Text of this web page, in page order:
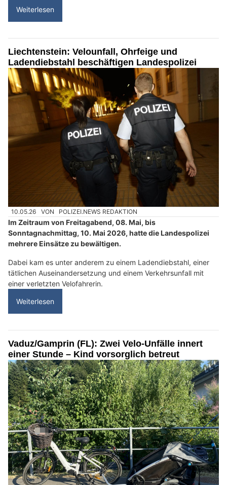
Weiterlesen
Liechtenstein: Velounfall, Ohrfeige und
Ladendiebstahl beschäftigen Landespolizei
10.05.26 VON POLIZEI.NEWS REDAKTION
Im Zeitraum von Freitagabend, 08. Mai, bis
Sonntagnachmittag, 10. Mai 2026, hatte die Landespolizei
mehrere Einsätze zu bewältigen.
Dabei kam es unter anderem zu einem Ladendiebstahl, einer
tätlichen Auseinandersetzung und einem Verkehrsunfall mit
einer verletzten Velofahrerin.
Weiterlesen
Vaduz/Gamprin (FL): Zwei Velo-Unfälle innert
einer Stunde – Kind vorsorglich betreut